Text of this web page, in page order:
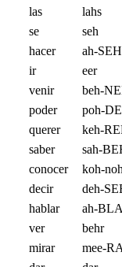
las lahs
se seh
hacer ah-
ir eer
venir beh-
poder poh-
querer keh-
saber sah-
conocer koh-
decir deh-
hablar ah-
ver behr
mirar mee-